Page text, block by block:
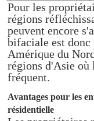
Pour les
régions
peuvent encore
bifaciale est
Amérique du
régions d'Asie où
fréquent.
Avantages pour les
résidentielle